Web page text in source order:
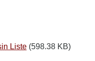
Liste (598.38 KB)